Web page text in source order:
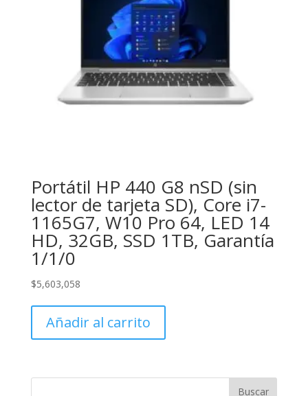
Portátil HP 440 G8 nSD (sin
lector de tarjeta SD), Core i7-
1165G7, W10 Pro 64, LED 14
HD, 32GB, SSD 1TB, Garantía
1/1/0
$5,603,058
Añadir al carrito